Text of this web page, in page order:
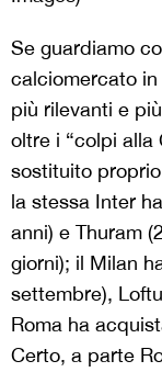
Se guardiamo
calciomercato
più rilevanti e
oltre i “colpi alla
sostituito
la stessa Inter
anni) e Thuram
giorni); il Milan
settembre),
Roma ha
Certo, a parte